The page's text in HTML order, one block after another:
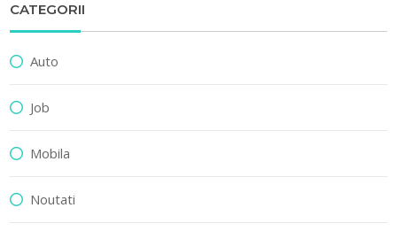
CATEGORII
Auto
Job
Mobila
Noutati